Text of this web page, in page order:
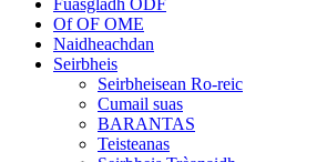
Fuasgladh ODF
Of OF OME
Naidheachdan
Seirbheis
Seirbheisean Ro-reic
Cumail suas
BARANTAS
Teisteanas